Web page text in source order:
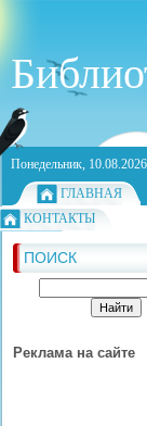
Понедельник,
ГЛАВНАЯ
КОНТАКТЫ
ПОИСК
Реклама на сайте